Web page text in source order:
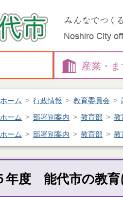
産業・
ホーム 行政情報 教育委員会
ホーム 部署別案内 教育部 教
ホーム 部署別案内 教育部 教
年度 能代市の教